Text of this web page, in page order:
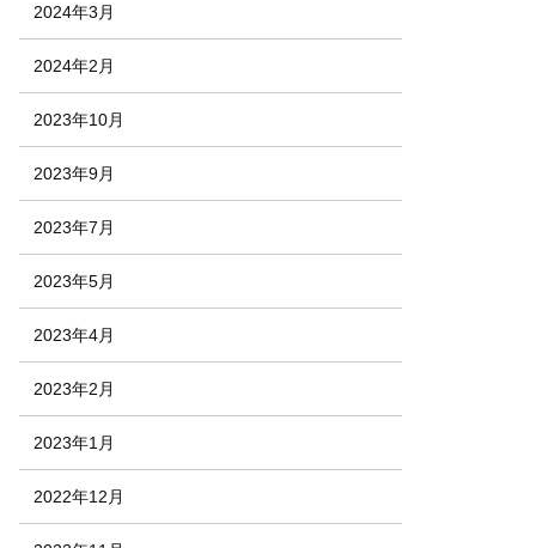
2024年3月
2024年2月
2023年10月
2023年9月
2023年7月
2023年5月
2023年4月
2023年2月
2023年1月
2022年12月